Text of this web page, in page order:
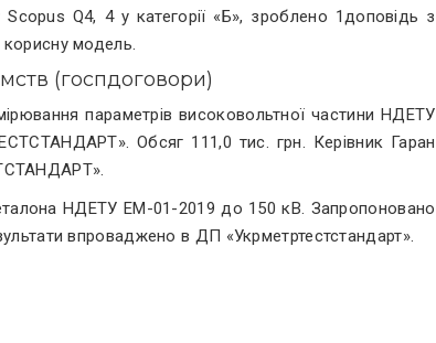
Q4, 4 у категорії «Б», зроблено 1доповідь з
модель.
(госпдоговори)
параметрів високовольтної частини НДЕТУ
Обсяг 111,0 тис. грн. Керівник Гаран
НДЕТУ ЕМ-01-2019 до 150 кВ. Запропоновано
впроваджено в ДП «Укрметртестстандарт».